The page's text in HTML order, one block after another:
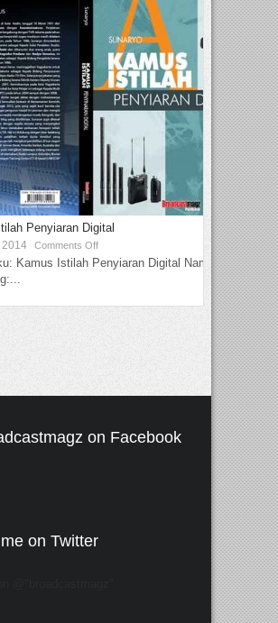
Penyiaran Digital
2014 Comments Off
Kamus Istilah Penyiaran Digital Nama
on Facebook
on Twitter